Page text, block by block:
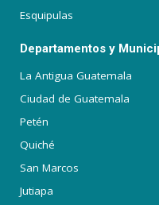
Esquipulas
Departamentos y
La Antigua Guatemala
Ciudad de Guatemala
Petén
Quiché
San Marcos
Jutiapa